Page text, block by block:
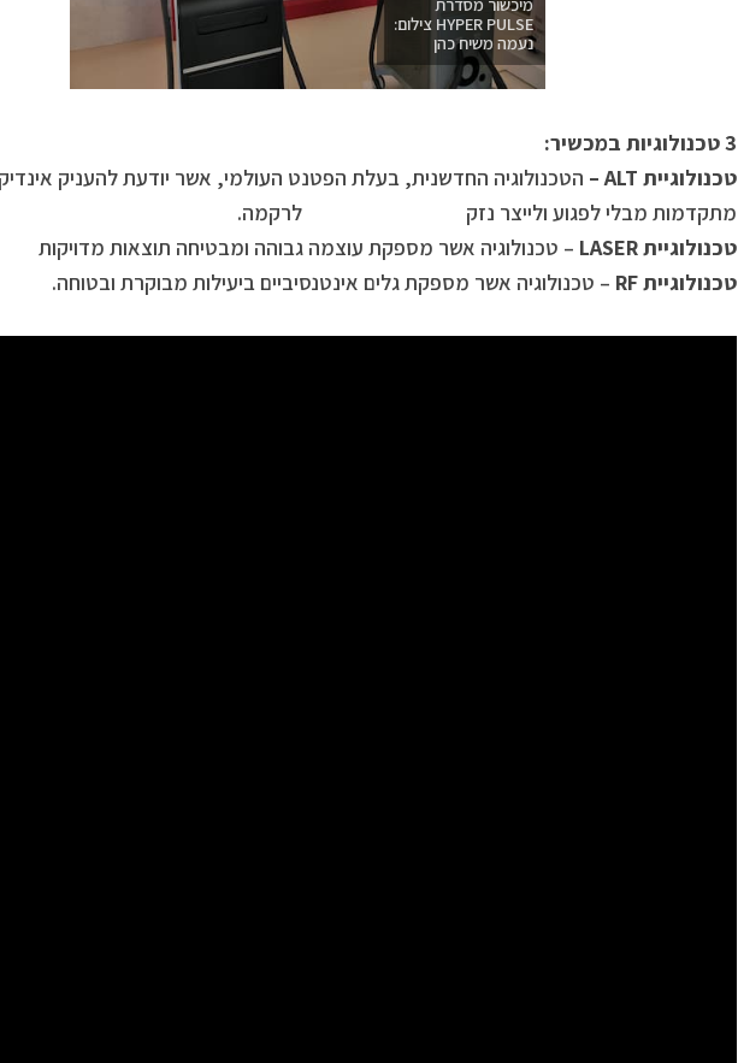
HYPER PULSE צילום:
נעמה משיח כהן
3 טכנולוגיות במכשיר:
טכנולוגיית ALT –
הטכנולוגיה החדשנית, בעלת הפטנט העולמי, אשר יודעת להעניק
מתקדמות מבלי לפגוע ולייצר נזק לרקמה.
טכנולוגיית LASER
– טכנולוגיה אשר מספקת עוצמה גבוהה ומבטיחה תוצאות מדויקות
טכנולוגיית RF
– טכנולוגיה אשר מספקת גלים אינטנסיביים ביעילות מבוקרת ובטוחה.